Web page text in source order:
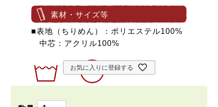
素材・サイズ等
■表地（ちりめん）：ポリエステル100%
中芯：アクリル100%
お気に入りに登録する